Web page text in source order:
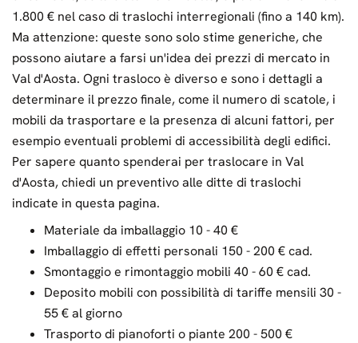
1.800 € nel caso di traslochi interregionali (fino a 140 km).
Ma attenzione: queste sono solo stime generiche, che
possono aiutare a farsi un'idea dei prezzi di mercato in
Val d'Aosta. Ogni trasloco è diverso e sono i dettagli a
determinare il prezzo finale, come il numero di scatole, i
mobili da trasportare e la presenza di alcuni fattori, per
esempio eventuali problemi di accessibilità degli edifici.
Per sapere quanto spenderai per traslocare in Val
d'Aosta, chiedi un preventivo alle ditte di traslochi
indicate in questa pagina.
Materiale da imballaggio 10 - 40 €
Imballaggio di effetti personali 150 - 200 € cad.
Smontaggio e rimontaggio mobili 40 - 60 € cad.
Deposito mobili con possibilità di tariffe mensili 30 -
55 € al giorno
Trasporto di pianoforti o piante 200 - 500 €